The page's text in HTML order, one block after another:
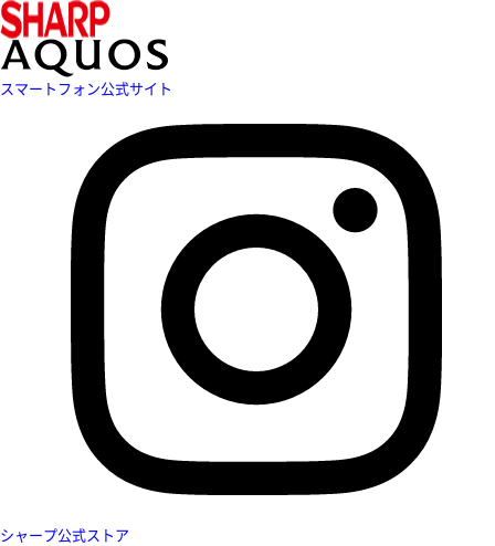
スマートフォン公式サイト
シャープ公式ストア